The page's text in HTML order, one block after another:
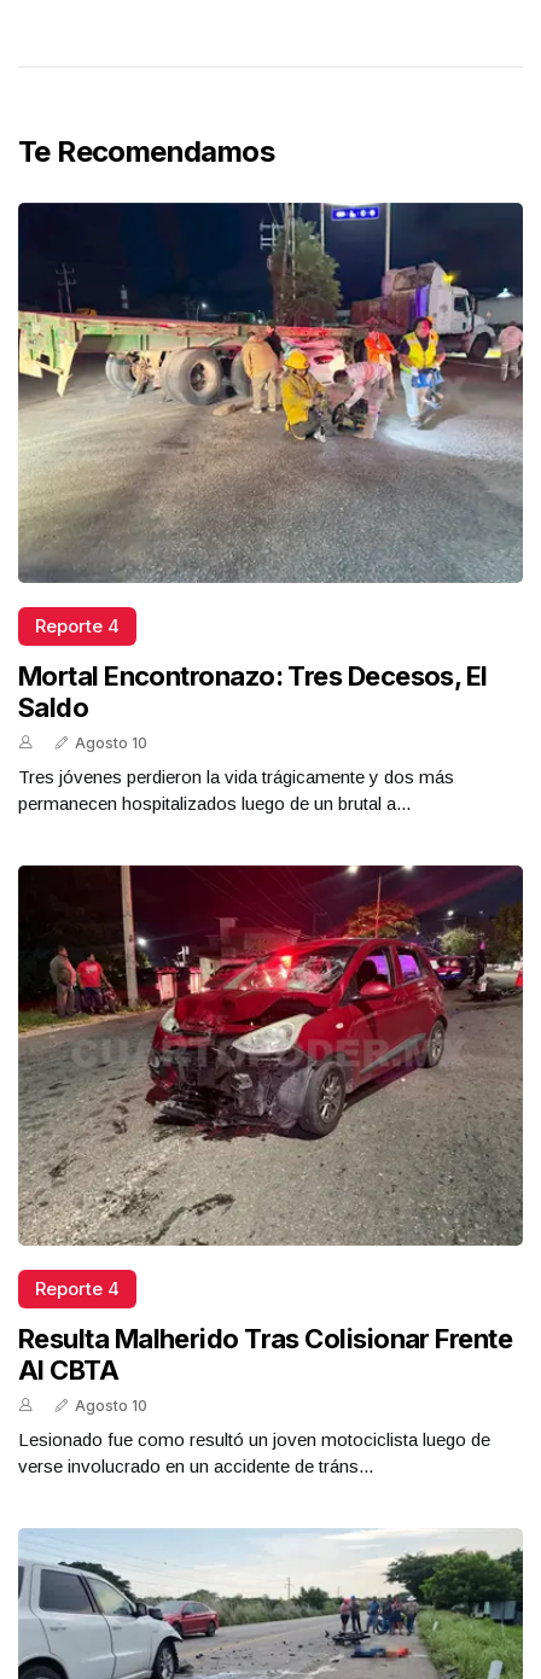
Te Recomendamos
Reporte 4
Mortal Encontronazo: Tres Decesos, El
Saldo
Agosto 10
Tres jóvenes perdieron la vida trágicamente y dos más
permanecen hospitalizados luego de un brutal a...
Reporte 4
Resulta Malherido Tras Colisionar Frente
Al CBTA
Agosto 10
Lesionado fue como resultó un joven motociclista luego de
verse involucrado en un accidente de tráns...